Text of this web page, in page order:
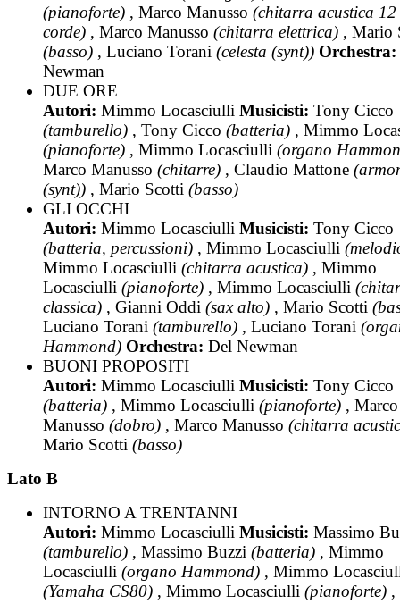
(pianoforte) , Marco Manusso (chitarra acustica 12
corde) , Marco Manusso (chitarra elettrica) , Mario
(basso) , Luciano Torani (celesta (synt)) Orchestra:
Newman
DUE ORE
Autori: Mimmo Locasciulli Musicisti: Tony Cicco
(tamburello) , Tony Cicco (batteria) , Mimmo
(pianoforte) , Mimmo Locasciulli (organo
Marco Manusso (chitarre) , Claudio Mattone
(synt)) , Mario Scotti (basso)
GLI OCCHI
Autori: Mimmo Locasciulli Musicisti: Tony Cicco
(batteria, percussioni) , Mimmo Locasciulli
Mimmo Locasciulli (chitarra acustica) , Mimmo
Locasciulli (pianoforte) , Mimmo Locasciulli
classica) , Gianni Oddi (sax alto) , Mario Scotti
Luciano Torani (tamburello) , Luciano Torani
Hammond) Orchestra: Del Newman
BUONI PROPOSITI
Autori: Mimmo Locasciulli Musicisti: Tony Cicco
(batteria) , Mimmo Locasciulli (pianoforte) , Marco
Manusso (dobro) , Marco Manusso (chitarra
Mario Scotti (basso)
Lato B
INTORNO A TRENTANNI
Autori: Mimmo Locasciulli Musicisti: Massimo
(tamburello) , Massimo Buzzi (batteria) , Mimmo
Locasciulli (organo Hammond) , Mimmo
(Yamaha CS80) , Mimmo Locasciulli (pianoforte) ,